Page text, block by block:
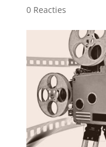
0 Reacties